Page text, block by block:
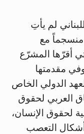
لم يأتِ
منسجماً مع
أقرّها المشرّع
وفي مقدمتها
الدولي الخاص
العربي لحقوق
لحقوق الإنسان،
أشكال التعصب